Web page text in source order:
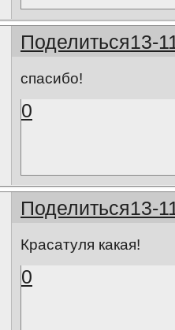
Поделиться13-
спасибо!
0
Поделиться13-
Красатуля какая!
0